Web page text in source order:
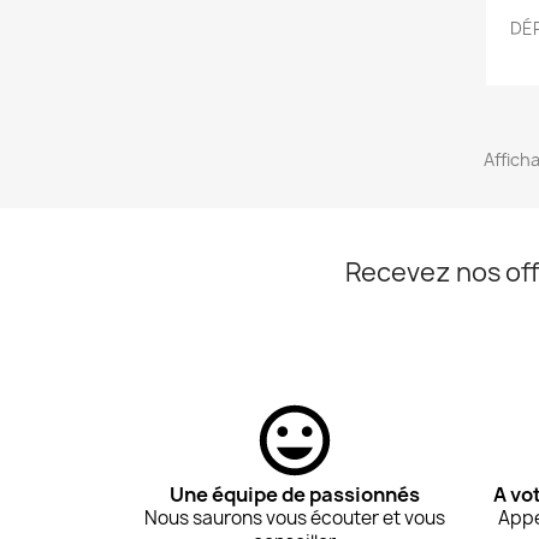
Recevez nos
Une équipe de passionnés
Nous saurons vous écouter et vous
A